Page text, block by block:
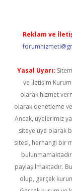
Reklam ve
Yasal Uyarı:
ve İletişim
olarak hizmet
olarak denetleme
Ancak, üyelerimiz
siteye üye olarak
sitesi, herhangi bir
paylaşılmaktadır.
olup, gerçek